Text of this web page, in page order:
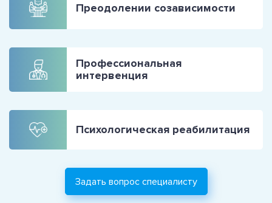
Преодолении созависимости
Профессиональная
интервенция
Психологическая реабилитация
Задать вопрос специалисту